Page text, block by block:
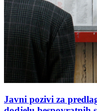
Javni pozivi za